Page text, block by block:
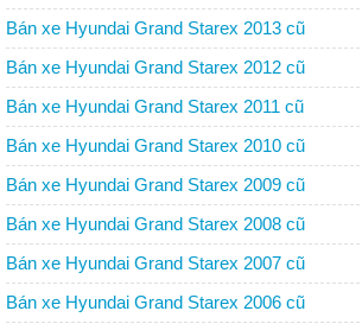
Bán xe Hyundai Grand Starex 2013 cũ
Bán xe Hyundai Grand Starex 2012 cũ
Bán xe Hyundai Grand Starex 2011 cũ
Bán xe Hyundai Grand Starex 2010 cũ
Bán xe Hyundai Grand Starex 2009 cũ
Bán xe Hyundai Grand Starex 2008 cũ
Bán xe Hyundai Grand Starex 2007 cũ
Bán xe Hyundai Grand Starex 2006 cũ